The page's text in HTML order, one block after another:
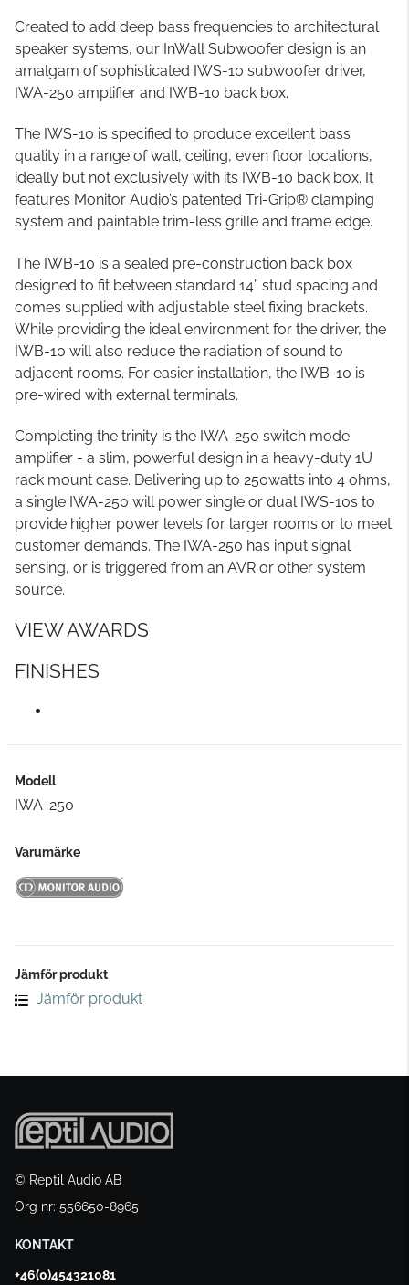
Created to add deep bass frequencies to architectural
speaker systems, our InWall Subwoofer design is an
amalgam of sophisticated IWS-10 subwoofer driver,
IWA-250 amplifier and IWB-10 back box.
The IWS-10 is specified to produce excellent bass
quality in a range of wall, ceiling, even floor locations,
ideally but not exclusively with its IWB-10 back box. It
features Monitor Audio’s patented Tri-Grip® clamping
system and paintable trim-less grille and frame edge.
The IWB-10 is a sealed pre-construction back box
designed to fit between standard 14” stud spacing and
comes supplied with adjustable steel fixing brackets.
While providing the ideal environment for the driver, the
IWB-10 will also reduce the radiation of sound to
adjacent rooms. For easier installation, the IWB-10 is
pre-wired with external terminals.
Completing the trinity is the IWA-250 switch mode
amplifier - a slim, powerful design in a heavy-duty 1U
rack mount case. Delivering up to 250watts into 4 ohms,
a single IWA-250 will power single or dual IWS-10s to
provide higher power levels for larger rooms or to meet
customer demands. The IWA-250 has input signal
sensing, or is triggered from an AVR or other system
source.
VIEW AWARDS
FINISHES
Modell
IWA-250
Varumärke
Jämför produkt
Jämför produkt
© Reptil Audio AB
Org nr: 556650-8965
KONTAKT
+46(0)454321081